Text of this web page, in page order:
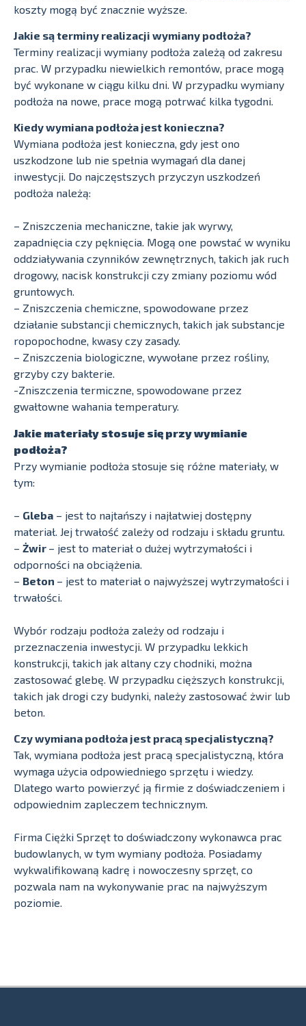
koszty mogą być znacznie wyższe.
Jakie są terminy realizacji wymiany podłoża?
Terminy realizacji wymiany podłoża zależą od zakresu
prac. W przypadku niewielkich remontów, prace mogą
być wykonane w ciągu kilku dni. W przypadku wymiany
podłoża na nowe, prace mogą potrwać kilka tygodni.
Kiedy wymiana podłoża jest konieczna?
Wymiana podłoża jest konieczna, gdy jest ono
uszkodzone lub nie spełnia wymagań dla danej
inwestycji. Do najczęstszych przyczyn uszkodzeń
podłoża należą:
– Zniszczenia mechaniczne, takie jak wyrwy,
zapadnięcia czy pęknięcia. Mogą one powstać w wyniku
oddziaływania czynników zewnętrznych, takich jak ruch
drogowy, nacisk konstrukcji czy zmiany poziomu wód
gruntowych.
– Zniszczenia chemiczne, spowodowane przez
działanie substancji chemicznych, takich jak substancje
ropopochodne, kwasy czy zasady.
– Zniszczenia biologiczne, wywołane przez rośliny,
grzyby czy bakterie.
-Zniszczenia termiczne, spowodowane przez
gwałtowne wahania temperatury.
Jakie materiały stosuje się przy wymianie
podłoża?
Przy wymianie podłoża stosuje się różne materiały, w
tym:
– Gleba – jest to najtańszy i najłatwiej dostępny
materiał. Jej trwałość zależy od rodzaju i składu gruntu.
– Żwir – jest to materiał o dużej wytrzymałości i
odporności na obciążenia.
– Beton – jest to materiał o najwyższej wytrzymałości i
trwałości.
Wybór rodzaju podłoża zależy od rodzaju i
przeznaczenia inwestycji. W przypadku lekkich
konstrukcji, takich jak altany czy chodniki, można
zastosować glebę. W przypadku cięższych konstrukcji,
takich jak drogi czy budynki, należy zastosować żwir lub
beton.
Czy wymiana podłoża jest pracą specjalistyczną?
Tak, wymiana podłoża jest pracą specjalistyczną, która
wymaga użycia odpowiedniego sprzętu i wiedzy.
Dlatego warto powierzyć ją firmie z doświadczeniem i
odpowiednim zapleczem technicznym.
Firma Ciężki Sprzęt to doświadczony wykonawca prac
budowlanych, w tym wymiany podłoża. Posiadamy
wykwalifikowaną kadrę i nowoczesny sprzęt, co
pozwala nam na wykonywanie prac na najwyższym
poziomie.